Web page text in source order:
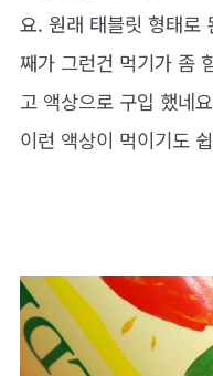
요. 원래 태블릿 형태로
째가 그런건 먹기가 좀
고 액상으로 구입 했네
이런 액상이 먹이기도